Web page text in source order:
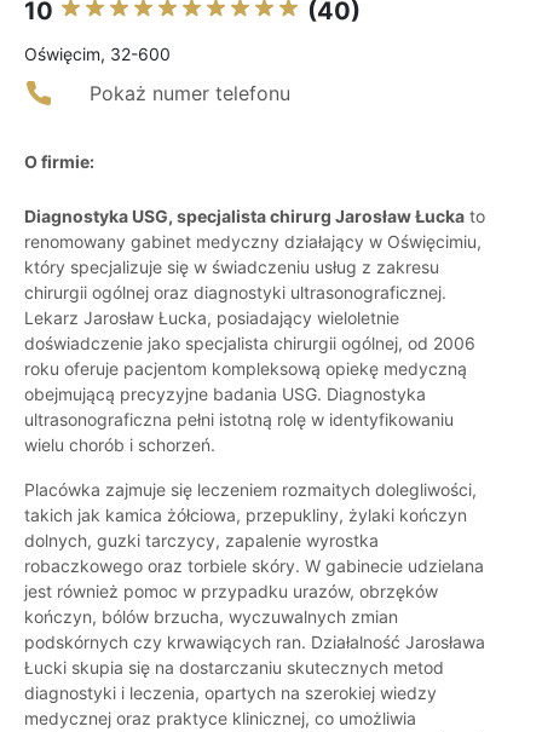
10 (40)
Oświęcim, 32-600
Pokaż numer telefonu
O firmie:
Diagnostyka USG, specjalista chirurg Jarosław Łucka to
renomowany gabinet medyczny działający w Oświęcimiu,
który specjalizuje się w świadczeniu usług z zakresu
chirurgii ogólnej oraz diagnostyki ultrasonograficznej.
Lekarz Jarosław Łucka, posiadający wieloletnie
doświadczenie jako specjalista chirurgii ogólnej, od 2006
roku oferuje pacjentom kompleksową opiekę medyczną
obejmującą precyzyjne badania USG. Diagnostyka
ultrasonograficzna pełni istotną rolę w identyfikowaniu
wielu chorób i schorzeń.
Placówka zajmuje się leczeniem rozmaitych dolegliwości,
takich jak kamica żółciowa, przepukliny, żylaki kończyn
dolnych, guzki tarczycy, zapalenie wyrostka
robaczkowego oraz torbiele skóry. W gabinecie udzielana
jest również pomoc w przypadku urazów, obrzęków
kończyn, bólów brzucha, wyczuwalnych zmian
podskórnych czy krwawiących ran. Działalność Jarosława
Łucki skupia się na dostarczaniu skutecznych metod
diagnostyki i leczenia, opartych na szerokiej wiedzy
medycznej oraz praktyce klinicznej, co umożliwia